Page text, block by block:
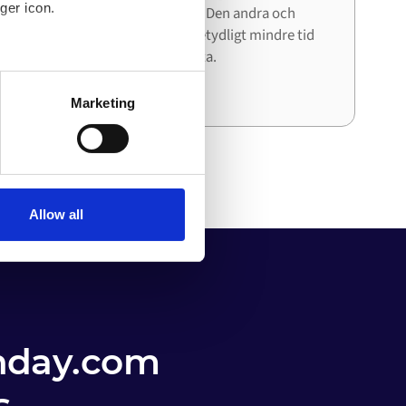
icon.
meters
functioning of the
the internet
Marketing
Allow all
när du ansluter nästa system. Den andra och
tredje integrationen kräver betydligt mindre tid
och ansträngning än den första.